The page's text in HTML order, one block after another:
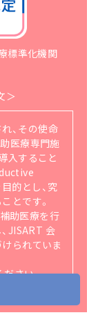
標準化機関
＞
、その使命
医療専門施
入すること
的とし、究
とです。
助医療を行
JISART 会
られていま
ださい。